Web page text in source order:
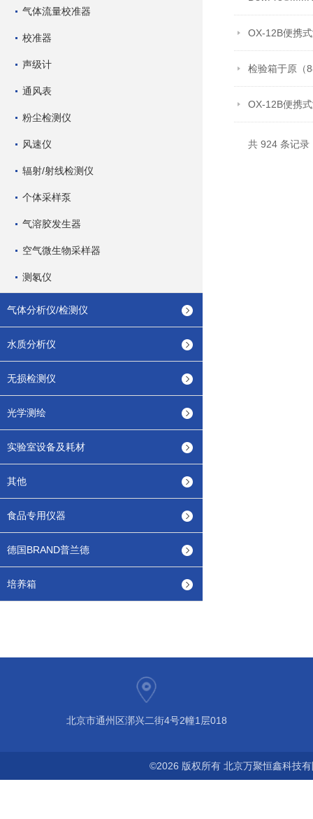
气体流量校准器
校准器
声级计
通风表
粉尘检测仪
风速仪
辐射/射线检测仪
个体采样泵
气溶胶发生器
空气微生物采样器
测氡仪
气体分析仪/检测仪
水质分析仪
无损检测仪
光学测绘
实验室设备及耗材
其他
食品专用仪器
德国BRAND普兰德
培养箱
OX-12B便携
检验箱于原（
OX-12B便携
共 924 条记
北京市通州区漷兴二街4号2幢1层018
©2026 版权所有 北京万聚恒鑫科技